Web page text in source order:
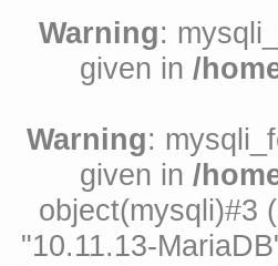
Warning:
given in /
Warning:
given in /
object(mysqli)#3
"10.11.13-